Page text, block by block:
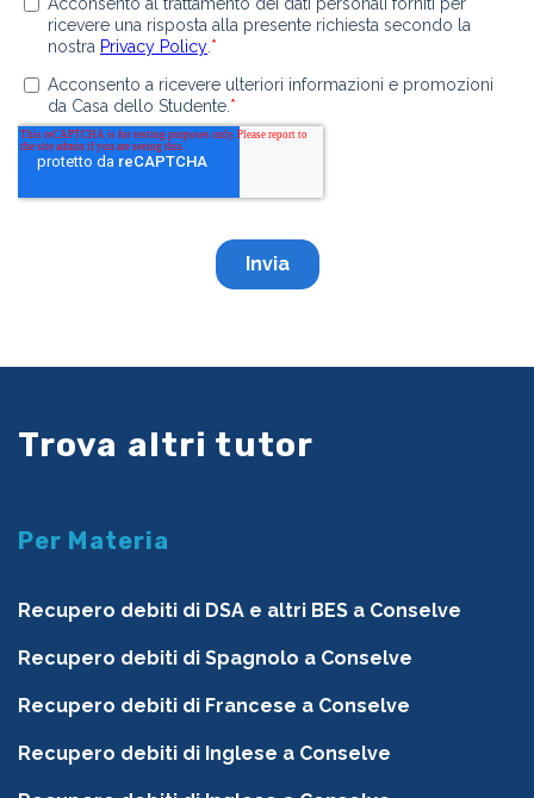
Trova altri tutor
Per Materia
Recupero debiti di DSA e altri BES a Conselve
Recupero debiti di Spagnolo a Conselve
Recupero debiti di Francese a Conselve
Recupero debiti di Inglese a Conselve